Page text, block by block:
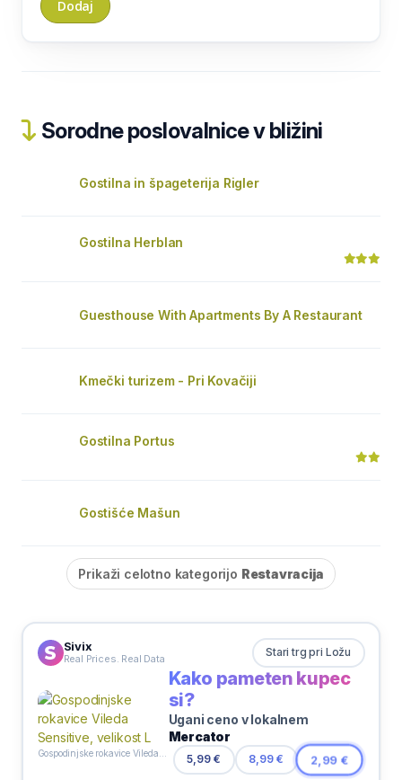
Sorodne poslovalnice v bližini
Gostilna in špageterija Rigler
Gostilna Herblan
Guesthouse With Apartments By A Restaurant
Kmečki turizem - Pri Kovačiji
Gostilna Portus
Gostišće Mašun
Prikaži celotno kategorijo Restavracija
Sivix
Real Prices. Real Data Stari trg pri Ložu
Kako pameten kupec
si?
Ugani ceno v lokalnem
Mercator
5,99 € 8,99 € 2,99 €